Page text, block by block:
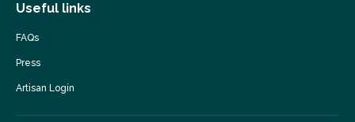
Useful links
FAQs
Press
Artisan Login